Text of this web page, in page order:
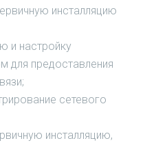
инсталляцию
и настройку
для предоставления
сетевого
инсталляцию,